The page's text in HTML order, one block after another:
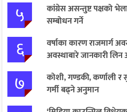
५
कांग्रेस असन्तुष्ट पक्षको
सम्बोधन गर्ने
६
वर्षाका कारण राजमार्ग
अवस्थाबारे जानकारी लिन
७
कोशी, गण्डकी, कर्णाली र
गर्मी बढ्ने अनुमान